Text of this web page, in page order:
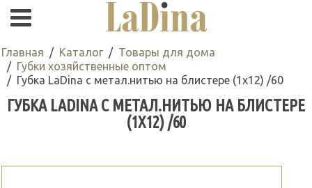
Главная Каталог
Товары для дома
Губки хозяйственные оптом
Губка LaDina с метал.нитью на блистере (1х12) /60
ГУБКА LADINA С МЕТАЛ.НИТЬЮ НА БЛИСТЕРЕ
(1Х12) /60